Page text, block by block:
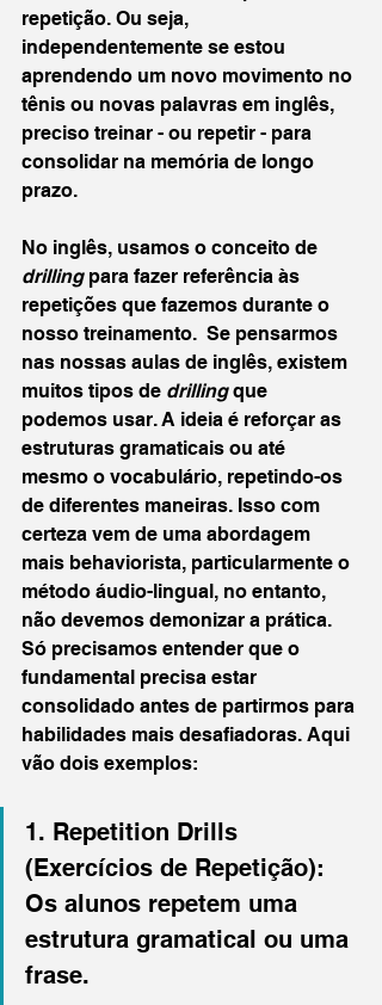
repetição. Ou seja,
independentemente se estou
aprendendo um novo movimento no
tênis ou novas palavras em inglês,
preciso treinar - ou repetir - para
consolidar na memória de longo
prazo.
No inglês, usamos o conceito de
drilling para fazer referência às
repetições que fazemos durante o
nosso treinamento.  Se pensarmos
nas nossas aulas de inglês, existem
muitos tipos de drilling que
podemos usar. A ideia é reforçar as
estruturas gramaticais ou até
mesmo o vocabulário, repetindo-os
de diferentes maneiras. Isso com
certeza vem de uma abordagem
mais behaviorista, particularmente o
método áudio-lingual, no entanto,
não devemos demonizar a prática.
Só precisamos entender que o
fundamental precisa estar
consolidado antes de partirmos para
habilidades mais desafiadoras. Aqui
vão dois exemplos:
1. Repetition Drills
(Exercícios de Repetição):
Os alunos repetem uma
estrutura gramatical ou uma
frase.